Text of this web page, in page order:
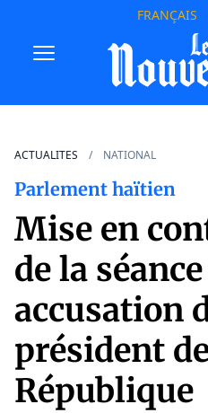
FRANÇAIS
ACTUALITES NATIONAL
Parlement haïtien
Mise en
de la
accusation
président
République